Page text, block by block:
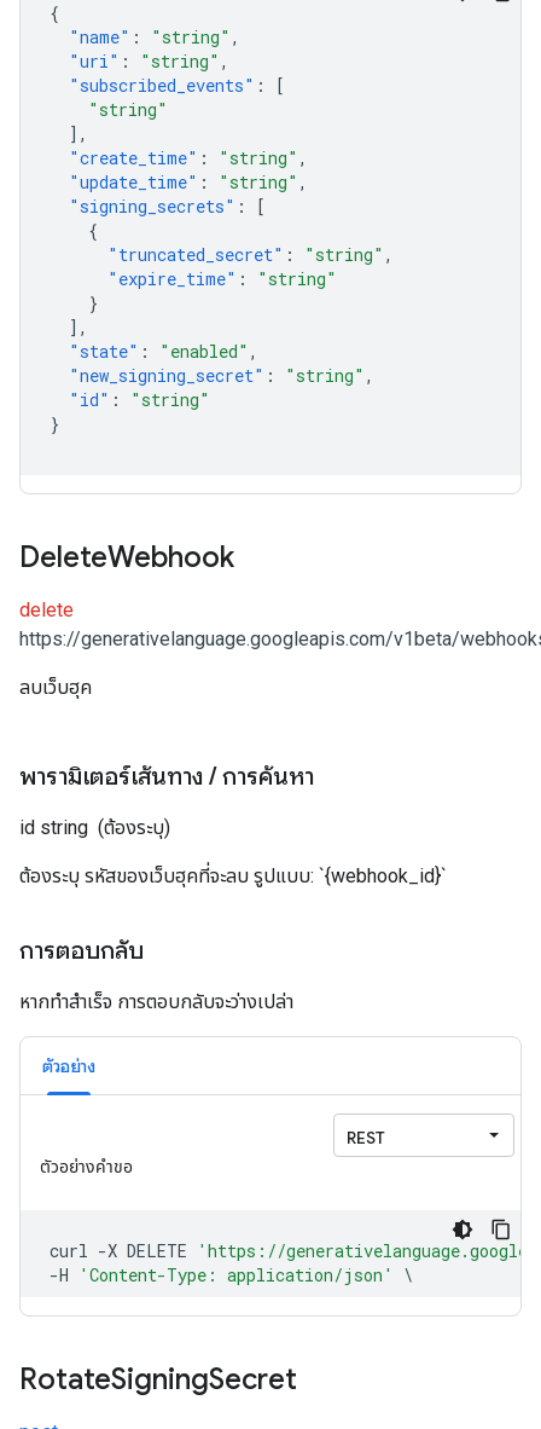
{
"name" : "string" ,
"uri" : "string" ,
"subscribed_events" :
[
"string"
],
"create_time" : "string" ,
"update_time" : "string" ,
"signing_secrets" :
[
{
"truncated_secret" : "string" ,
"expire_time" :
"string"
}
],
"state" : "enabled" ,
"new_signing_secret" : "string" ,
"id" :
"string"
}
DeleteWebhook
delete
https://generativelanguage.googleapis.com/v1beta/
ลบเว็บฮุค
พารามิเตอร์เส้นทาง /การค้นหา
id string (ต้องระบุ)
ต้องระบุ รหัสของเว็บฮุคที่จะลบ รูปแบบ: `{webhook_id}`
การตอบกลับ
หากทำสำเร็จ การตอบกลับจะว่างเปล่า
ตัวอย่าง
RotateSigningSecret